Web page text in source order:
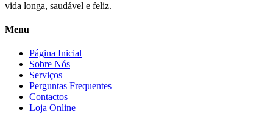
vida longa, saudável e feliz.
Menu
Página Inicial
Sobre Nós
Serviços
Perguntas Frequentes
Contactos
Loja Online